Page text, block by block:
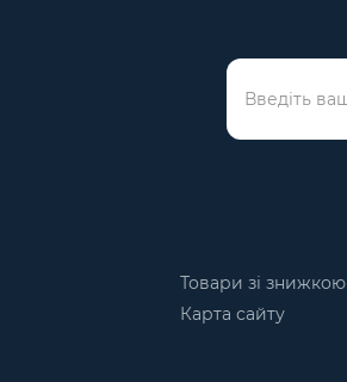
Товари зі знижкою
Карта сайту